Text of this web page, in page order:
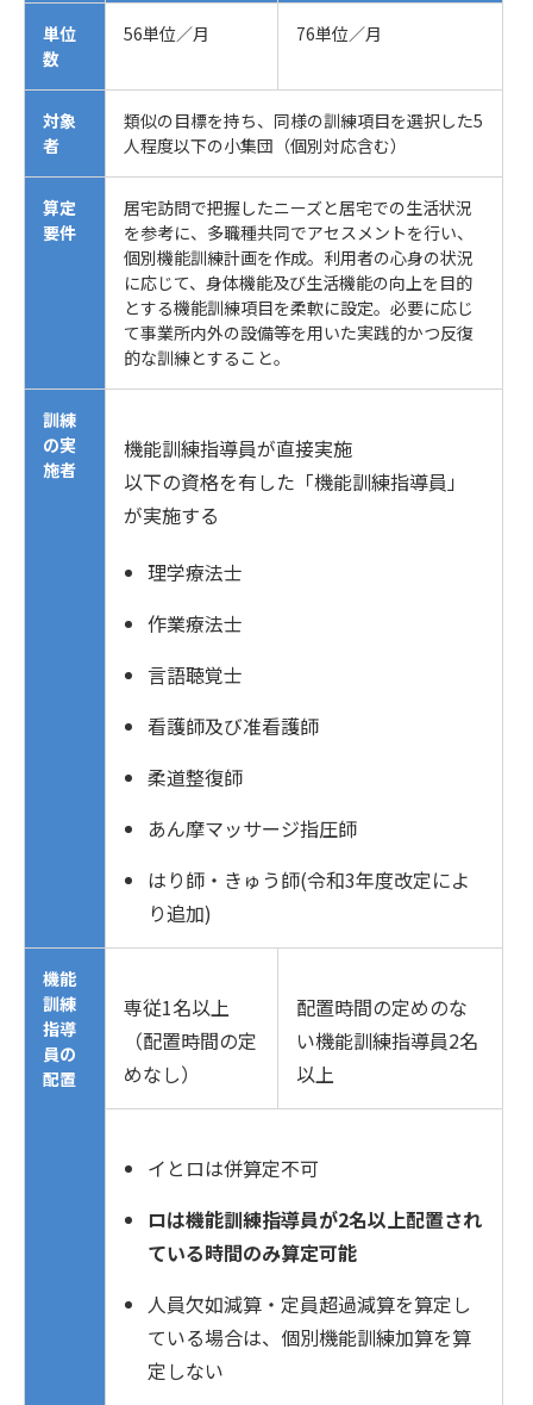
単位
数
56単位／月 76単位／月
対象
者
類似の目標を持ち、同様の訓練項目を選択した5
人程度以下の小集団（個別対応含む）
算定
要件
居宅訪問で把握したニーズと居宅での生活状況
を参考に、多職種共同でアセスメントを行い、
個別機能訓練計画を作成。利用者の心身の状況
に応じて、身体機能及び生活機能の向上を目的
とする機能訓練項目を柔軟に設定。必要に応じ
て事業所内外の設備等を用いた実践的かつ反復
的な訓練とすること。
訓練
の実
施者
機能訓練指導員が直接実施
以下の資格を有した「機能訓練指導員」
が実施する
理学療法士
作業療法士
言語聴覚士
看護師及び准看護師
柔道整復師
あん摩マッサージ指圧師
はり師・きゅう師(令和3年度改定によ
り追加)
機能
訓練
指導
員の
配置
専従1名以上
（配置時間の定
めなし）
配置時間の定めのな
い機能訓練指導員2名
以上
イとロは併算定不可
ロは機能訓練指導員が2名以上配置され
ている時間のみ算定可能
人員欠如減算・定員超過減算を算定し
ている場合は、個別機能訓練加算を算
定しない